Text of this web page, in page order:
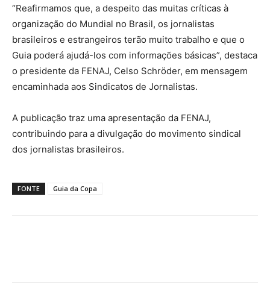
“Reafirmamos que, a despeito das muitas críticas à
organização do Mundial no Brasil, os jornalistas
brasileiros e estrangeiros terão muito trabalho e que o
Guia poderá ajudá-los com informações básicas”, destaca
o presidente da FENAJ, Celso Schröder, em mensagem
encaminhada aos Sindicatos de Jornalistas.
A publicação traz uma apresentação da FENAJ,
contribuindo para a divulgação do movimento sindical
dos jornalistas brasileiros.
FONTE Guia da Copa